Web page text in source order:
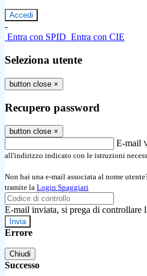
-
Entra con SPID Entra con CIE
Seleziona utente
button close ×
Recupero password
button close ×
E-mail
all'indirizzo indicato con le istruzioni
Non hai una e-mail associata al nome
tramite la Login Spaggiari
E-mail inviata, si prega di controllare
Errore
Chiudi
Successo